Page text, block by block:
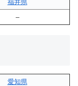
福井県
–
愛知県